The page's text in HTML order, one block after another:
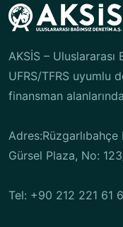
AKSİS – Uluslararası
UFRS/TFRS uyumlu
finansman
Gürsel Plaza, No:
Tel: +90 212 221 61